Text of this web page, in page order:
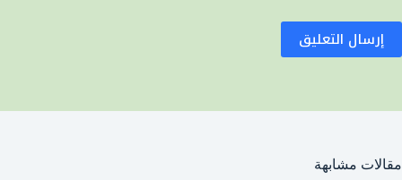
إرسال التعليق
مقالات مشابهة